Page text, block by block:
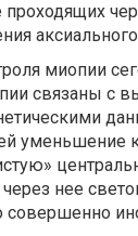
аксиального
миопии
связаны с
уменьшение
нее
совершенно